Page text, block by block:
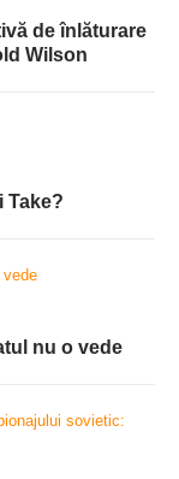
de înlăturare
Wilson
Take?
nu o vede